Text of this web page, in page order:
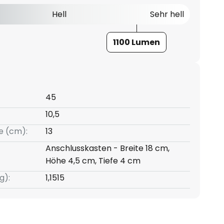
Hell Sehr hell
1100 Lumen
45
10,5
(cm):
13
Anschlusskasten - Breite 18 cm,
Höhe 4,5 cm, Tiefe 4 cm
1,1515